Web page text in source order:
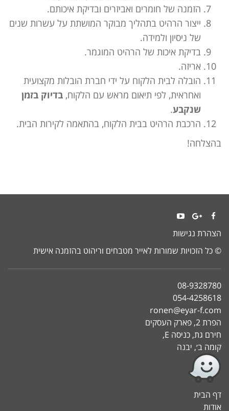
הזמנה של חומרים ואביזרים ובדיקת איכותם.
ייצור הרהיט בתהליך מבוקר המושתת על עשרות שנים
של ניסיון ולמידה.
בדיקת איכות של הרהיט המוגמר.
אריזה.
הובלה לבית הלקוח על ידי חברת הובלות מקצועית
ואחראית, לפי תיאום מראש עם הלקוח, בדיוק בזמן
שנקבע.
הרכבת הרהיט בבית הלקוח, בהתאמה לקירות הבית.
בהצלחה!
Facebook
Google+
YouTubeהצהרת נגישות
© כל הזכויות שמורות לאייר מטבחים וריהוט בהזמנה אישית
08-9328780
054-4258618
ronen@eyar-f.com
הפרת 2, פארק העסקים
חירם גת, כניסה E,
קומה ב׳, יבנה
דף הבית
אודות